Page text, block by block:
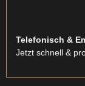
Telefonisch &
Jetzt schnell &